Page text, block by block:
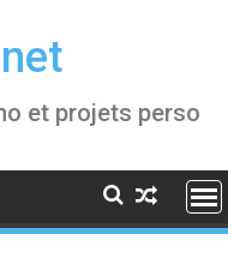
et projets perso